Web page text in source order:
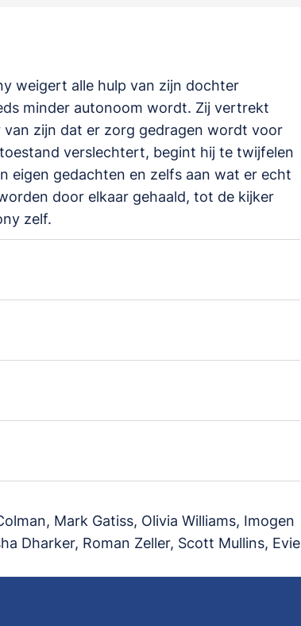
weigert alle hulp van zijn dochter
minder autonoom wordt. Zij vertrekt
van zijn dat er zorg gedragen wordt voor
verslechtert, begint hij te twijfelen
eigen gedachten en zelfs aan wat er echt
door elkaar gehaald, tot de kijker
zelf.
Mark Gatiss, Olivia Williams, Imogen
Dharker, Roman Zeller, Scott Mullins, Evie